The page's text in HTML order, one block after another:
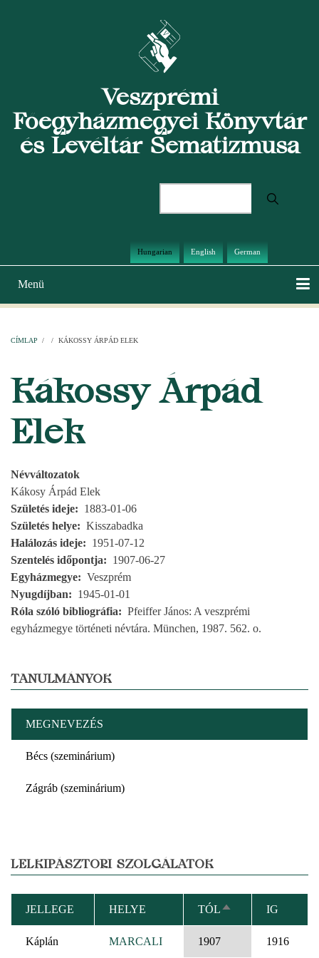
Veszprémi
Főegyházmegyei Könyvtár
és Levéltár Sematizmusa
Hungarian English German
Main
navigation
Menü
CÍMLAP / / KÁKOSSY ÁRPÁD ELEK
Kákossy Árpád
Elek
Névváltozatok
Kákosy Árpád Elek
Születés ideje
1883-01-06
Születés helye
Kisszabadka
Halálozás ideje
1951-07-12
Szentelés időpontja
1907-06-27
Egyházmegye
Veszprém
Nyugdíjban
1945-01-01
Róla szóló bibliográfia
Pfeiffer János: A veszprémi
egyházmegye történeti névtára. München, 1987. 562. o.
TANULMÁNYOK
MEGNEVEZÉS
Bécs (szeminárium)
Zágráb (szeminárium)
LELKIPÁSZTORI SZOLGÁLATOK
JELLEGE HELYE TÓLCSÖKKENŐ
RENDEZÉS
IG
Káplán MARCALI 1907 1916